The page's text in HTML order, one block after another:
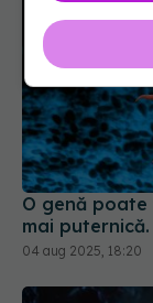
O genă
mai
04 aug 2025, 18:20